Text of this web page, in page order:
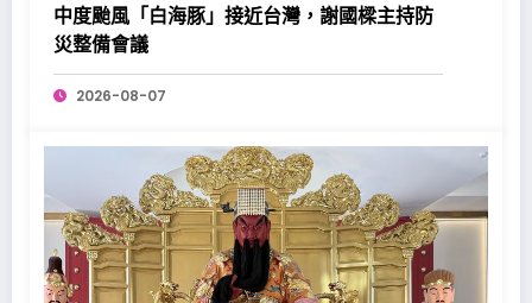
中度颱風「白海豚」接近台灣，謝國樑主持防
災整備會議
2026-08-07